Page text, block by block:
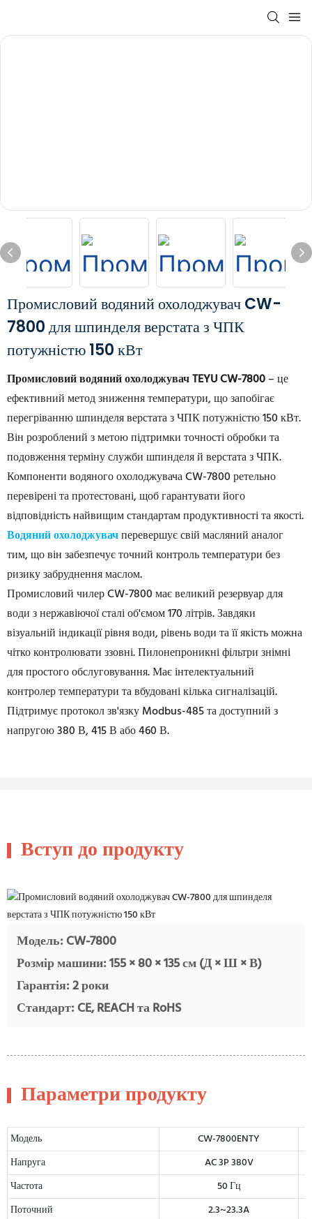
Промисловий водяний охолоджувач CW-
7800 для шпинделя верстата з ЧПК
потужністю 150 кВт
Промисловий водяний охолоджувач TEYU CW-7800– це
ефективний метод зниження температури, що запобігає
перегріванню шпинделя верстата з ЧПК потужністю 150 кВт.
Він розроблений з метою підтримки точності обробки та
подовження терміну служби шпинделя й верстата з ЧПК.
Компоненти водяного охолоджувача CW-7800 ретельно
перевірені та протестовані, щоб гарантувати його
відповідність найвищим стандартам продуктивності та якості.
Водяний охолоджувачперевершує свій масляний аналог
тим, що він забезпечує точний контроль температури без
ризику забруднення маслом.
Промисловий чилер CW-7800 має великий резервуар для
води з нержавіючої сталі об'ємом 170 літрів. Завдяки
візуальній індикації рівня води, рівень води та її якість можна
чітко контролювати ззовні. Пилонепроникні фільтри знімні
для простого обслуговування. Має інтелектуальний
контролер температури та вбудовані кілька сигналізацій.
Підтримує протокол зв'язку Modbus-485 та доступний з
напругою 380 В, 415 В або 460 В.
Вступ до продукту
Модель: CW-7800
Розмір машини: 155 × 80 × 135 см (Д × Ш × В)
Гарантія: 2 роки
Стандарт: CE, REACH та RoHS
Параметри продукту
Модель
CW-7800ENTY
Напруга
AC 3P 380V
Частота
50 Гц
Поточний
2.3~23.3A